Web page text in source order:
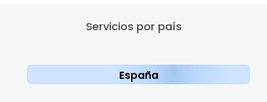
Servicios por país
España